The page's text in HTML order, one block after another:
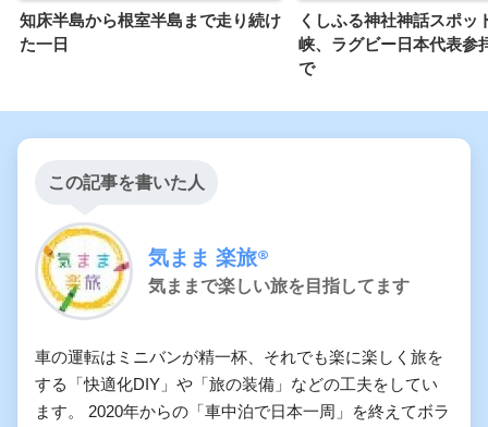
知床半島から根室半島まで走り続け
た一日
くしふる神社神話スポッ
峡、ラグビー日本代表参
で
この記事を書いた人
気まま 楽旅®︎
気ままで楽しい旅を目指してます
車の運転はミニバンが精一杯、それでも楽に楽しく旅を
する「快適化DIY」や「旅の装備」などの工夫をしてい
ます。 2020年からの「車中泊で日本一周」を終えてボラ